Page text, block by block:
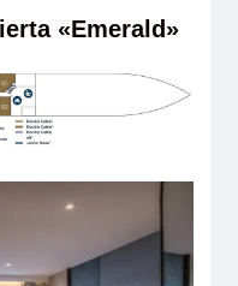
«Emerald»